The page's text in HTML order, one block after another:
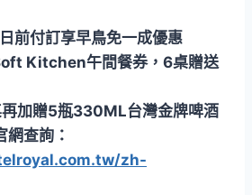
前付訂享早鳥免一成優惠
Kitchen午間餐券，6桌贈送
加贈5瓶330ML台灣金牌啤酒
查詢：
zh-